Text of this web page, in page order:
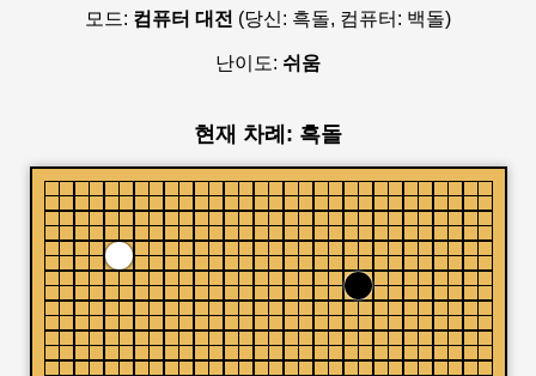
모드: 컴퓨터 대전 (당신: 흑돌, 컴퓨터: 백돌)
난이도: 쉬움
현재 차례: 흑돌